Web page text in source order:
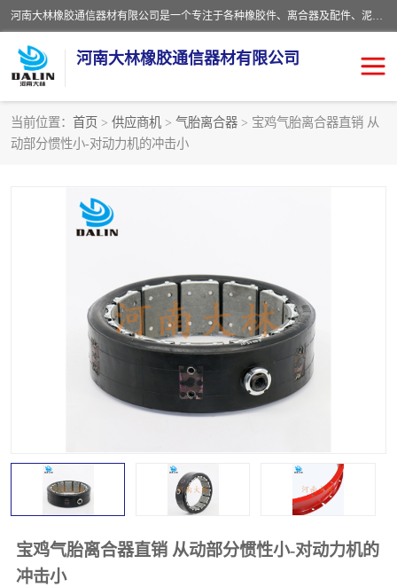
河南大林橡胶通信器材有限公司是一个专注于各种橡胶件、离合器及配件、泥浆泵及配件等产品设计制造和加工的企业。产品应用于矿山、冶金、石油、钢铁、化工、水泥、船舶、造纸、通用机械等各种大功率机械传动或制动装置。
河南大林橡胶通信器材有限公司
当前位置： 首页 > 供应商机 > 气胎离合器 > 宝鸡气胎离合器直销 从
动部分惯性小-对动力机的冲击小
宝鸡气胎离合器直销 从动部分惯性小-对动力机的
冲击小
推盘离合器
VC离合器
PO隔膜离合器
泥浆泵空气包胶囊 气动元件
DY隔膜式离合器 CB离合器
实芯轮胎
联轴器